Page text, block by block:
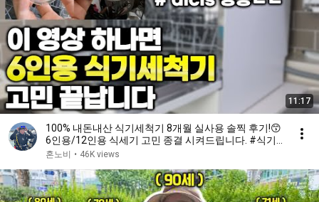
11:17
100% 내돈내산 식기세척기 8개월 실사용 솔찍 후기!😙
6인용/12인용 식세기 고민 종결 시켜드립니다. #식기
세척기 #삼성비스포크
혼노비 • 46K views